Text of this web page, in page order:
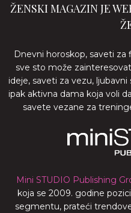
ŽENSKI MAGAZIN JE
Dnevni horoskop, saveti za
sve sto može
ideje, saveti za vezu,
ipak aktivna dama koja voli
savete vezane za
Mini STUDIO Publishing
koja se 2009. godine
segmentu, prateći